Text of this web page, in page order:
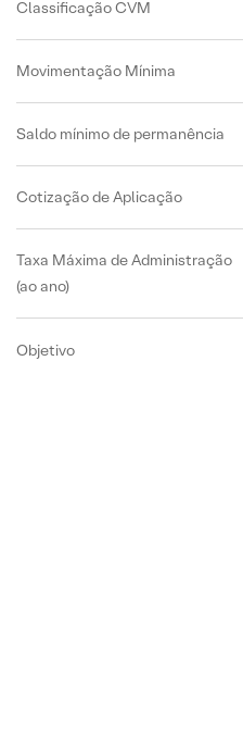
Classificação CVM
Movimentação Mínima
Saldo mínimo de permanência
Cotização de Aplicação
Taxa Máxima de Administração
(ao ano)
Objetivo